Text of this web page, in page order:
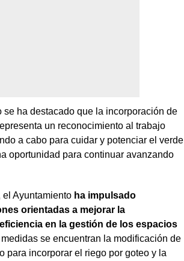
se ha destacado que la incorporación de
un reconocimiento al trabajo
a cabo para cuidar y potenciar el verde
oportunidad para continuar avanzando
el Ayuntamiento ha impulsado
orientadas a mejorar la
en la gestión de los espacios
se encuentran la modificación de
para incorporar el riego por goteo y la